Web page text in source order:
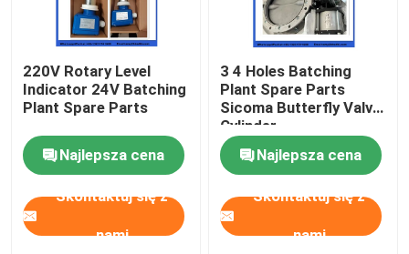
220V Rotary Level
Indicator 24V Batching
Plant Spare Parts
Najlepsza cena
Skontaktuj się z
nami
3 4 Holes Batching
Plant Spare Parts
Sicoma Butterfly Valve
Cylinder
Electropneumatic
Actuator Cylinder
Najlepsza cena
Skontaktuj się z
nami